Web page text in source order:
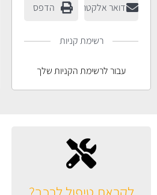
דואר אלקטרוני הדפס
רשימת קניות
עבור לרשימת הקניות שלך